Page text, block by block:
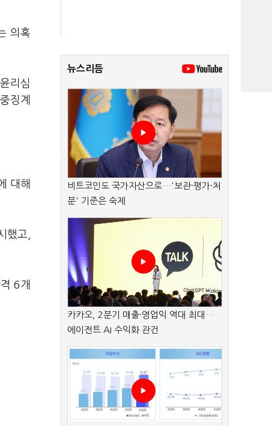
의혹
리심
징계
대해
했고,
6개
뉴스리듬
비트코인도 국가자산으로…'보관·평가·처
분' 기준은 숙제
카카오, 2분기 매출·영업익 역대 최대…
에이전트 AI 수익화 관건